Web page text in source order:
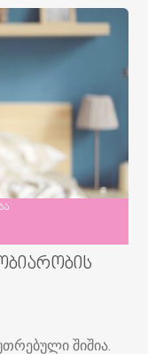
შიშია.